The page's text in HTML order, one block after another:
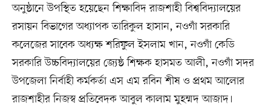
অনুষ্ঠানে উপস্থিত হয়েছেন শিক্ষাবিদ রাজশাহী বিশ্ববিদ্যালয়ের
রসায়ন বিভাগের অধ্যাপক তারিকুল হাসান, নওগাঁ সরকারি
কলেজের সাবেক অধ্যক্ষ শরিফুল ইসলাম খান, নওগাঁ কেডি
সরকারি উচ্চবিদ্যালয়ের জ্যেষ্ঠ শিক্ষক হাসমত আলী, নওগাঁ সদর
উপজেলা নির্বাহী কর্মকর্তা এস এম রবিন শীষ ও প্রথম আলোর
রাজশাহীর নিজস্ব প্রতিবেদক আবুল কালাম মুহম্মদ আজাদ।